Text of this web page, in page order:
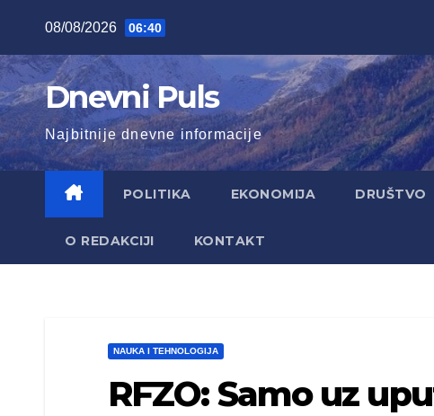
content
08/08/2026 06:40
Dnevni Puls
Najbitnije dnevne informacije
POLITIKA EKONOMIJA DRUŠTVO
O REDAKCIJI KONTAKT
NAUKA I TEHNOLOGIJA
RFZO: Samo uz